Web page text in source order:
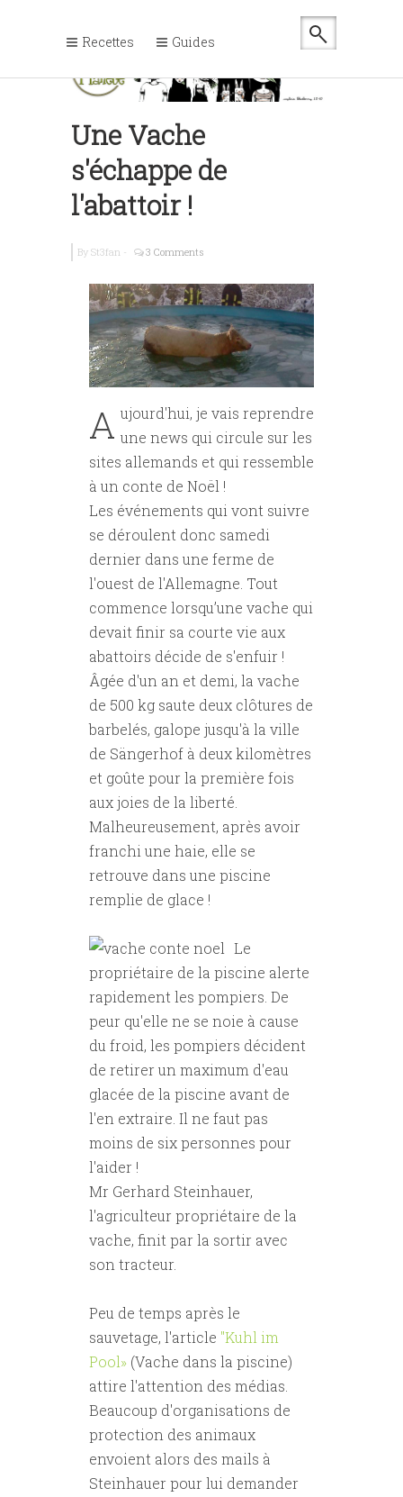
Recettes Guides
Une Vache
s'échappe de
l'abattoir !
By St3fan - 3 Comments
A ujourd'hui, je vais reprendre
une news qui circule sur les
sites allemands et qui ressemble
à un conte de Noël !
Les événements qui vont suivre
se déroulent donc samedi
dernier dans une ferme de
l'ouest de l'Allemagne. Tout
commence lorsqu’une vache qui
devait finir sa courte vie aux
abattoirs décide de s'enfuir !
Âgée d'un an et demi, la vache
de 500 kg saute deux clôtures de
barbelés, galope jusqu'à la ville
de Sängerhof à deux kilomètres
et goûte pour la première fois
aux joies de la liberté.
Malheureusement, après avoir
franchi une haie, elle se
retrouve dans une piscine
remplie de glace !
Le
propriétaire de la piscine alerte
rapidement les pompiers. De
peur qu'elle ne se noie à cause
du froid, les pompiers décident
de retirer un maximum d'eau
glacée de la piscine avant de
l'en extraire. Il ne faut pas
moins de six personnes pour
l'aider !
Mr Gerhard Steinhauer,
l'agriculteur propriétaire de la
vache, finit par la sortir avec
son tracteur.
Peu de temps après le
sauvetage, l'article "Kuhl im
Pool» (Vache dans la piscine)
attire l'attention des médias.
Beaucoup d'organisations de
protection des animaux
envoient alors des mails à
Steinhauer pour lui demander